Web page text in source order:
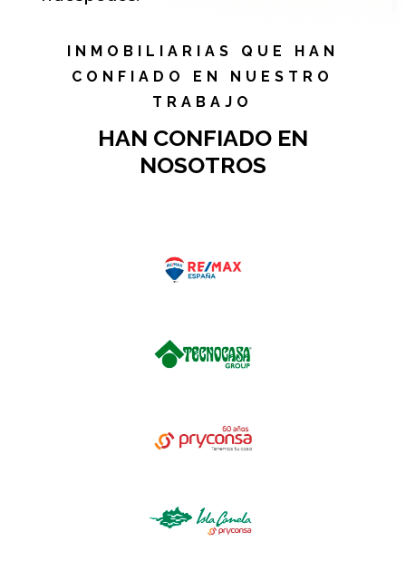
INMOBILIARIAS QUE HAN
CONFIADO EN NUESTRO
TRABAJO
HAN CONFIADO EN
NOSOTROS